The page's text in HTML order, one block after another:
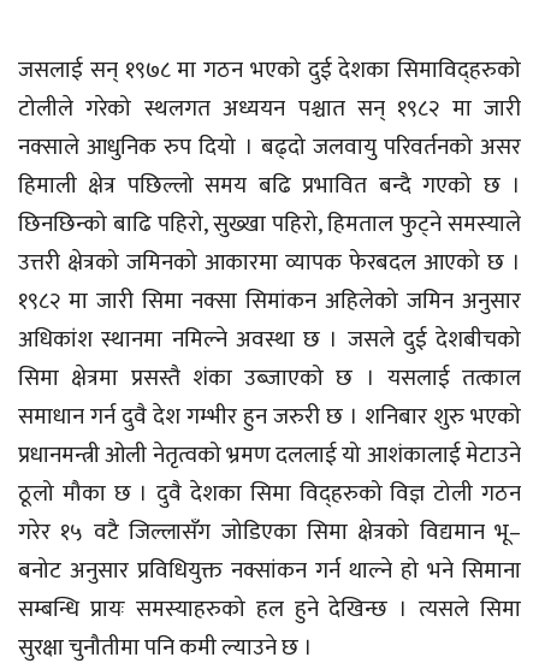
जसलाई सन् १९७८ मा गठन भएको दुई देशका सिमाविद्हरुको
टोलीले गरेको स्थलगत अध्ययन पश्चात सन् १९८२ मा जारी
नक्साले आधुनिक रुप दियो । बढ्दो जलवायु परिवर्तनको असर
हिमाली क्षेत्र पछिल्लो समय बढि प्रभावित बन्दै गएको छ ।
छिनछिन्को बाढि पहिरो, सुख्खा पहिरो, हिमताल फुट्ने समस्याले
उत्तरी क्षेत्रको जमिनको आकारमा व्यापक फेरबदल आएको छ ।
१९८२ मा जारी सिमा नक्सा सिमांकन अहिलेको जमिन अनुसार
अधिकांश स्थानमा नमिल्ने अवस्था छ । जसले दुई देशबीचको
सिमा क्षेत्रमा प्रसस्तै शंका उब्जाएको छ । यसलाई तत्काल
समाधान गर्न दुवै देश गम्भीर हुन जरुरी छ । शनिबार शुरु भएको
प्रधानमन्त्री ओली नेतृत्वको भ्रमण दललाई यो आशंकालाई मेटाउने
ठूलो मौका छ । दुवै देशका सिमा विद्हरुको विज्ञ टोली गठन
गरेर १५ वटै जिल्लासँग जोडिएका सिमा क्षेत्रको विद्यमान भू–
बनोट अनुसार प्रविधियुक्त नक्सांकन गर्न थाल्ने हो भने सिमाना
सम्बन्धि प्रायः समस्याहरुको हल हुने देखिन्छ । त्यसले सिमा
सुरक्षा चुनौतीमा पनि कमी ल्याउने छ ।